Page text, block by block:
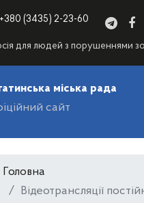
+380 (3435) 2-23-60
для людей з порушеннями
міська рада
сайт
Головна
Відеотрансляції